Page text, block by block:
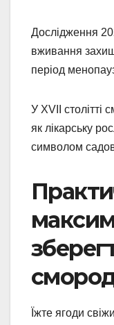
Дослідження
вживання
період
У XVII столітті
як лікарську
символом
Їжте ягоди